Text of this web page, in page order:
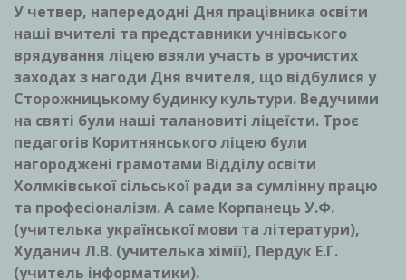
У четвер, напередодні Дня працівника освіти
наші вчителі та представники учнівського
врядування ліцею взяли участь в урочистих
заходах з нагоди Дня вчителя, що відбулися у
Сторожницькому будинку культури. Ведучими
на святі були наші талановиті ліцеїсти. Троє
педагогів Коритнянського ліцею були
нагороджені грамотами Відділу освіти
Холмківської сільської ради за сумлінну працю
та професіоналізм. А саме Корпанець У.Ф.
(учителька української мови та літератури),
Худанич Л.В. (учителька хімії), Пердук Е.Г.
(учитель інформатики).